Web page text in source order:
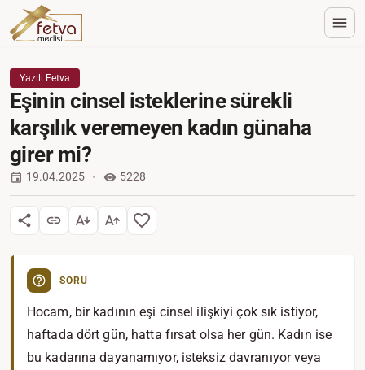
Yazılı Fetva
Eşinin cinsel isteklerine sürekli
karşılık veremeyen kadın günaha
girer mi?
19.04.2025 5228
SORU
Hocam, bir kadının eşi cinsel ilişkiyi çok sık istiyor,
haftada dört gün, hatta fırsat olsa her gün. Kadın ise
bu kadarına dayanamıyor, isteksiz davranıyor veya